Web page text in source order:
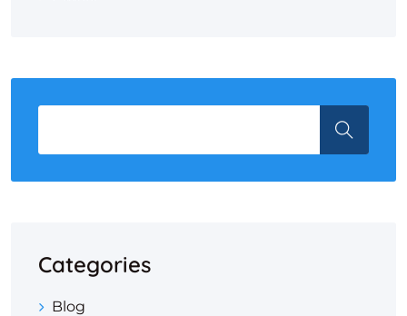
Categories
Blog